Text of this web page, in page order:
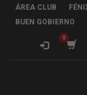
ÁREA CLUB
BUEN GOBIERNO